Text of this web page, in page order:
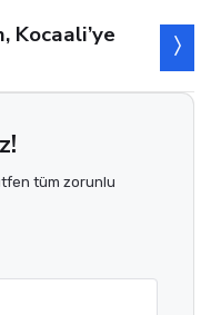
Kocaali’ye
tüm zorunlu